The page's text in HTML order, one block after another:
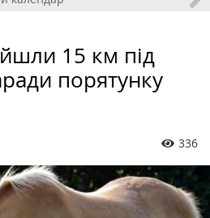
15 км під
порятунку
336